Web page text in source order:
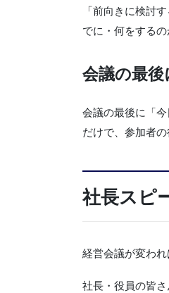
「前向きに検討
でに・何をする
会議の最
会議の最後に「
だけで、参加者
社長スピ
経営会議が変わ
社長・役員の皆